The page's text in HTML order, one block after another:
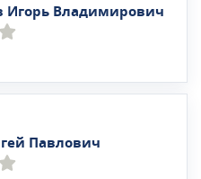
Владимирович
Павлович